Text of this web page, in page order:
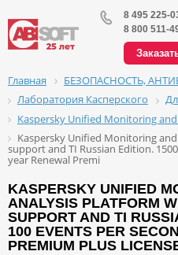
8 495 225-
8 800 511-
Главная
БЕЗОПАСНОСТЬ,
Лаборатория Касперского
Kaspersky Unified Monitoring
Kaspersky Unified Monitoring
support and TI Russian Edition.
year Renewal Premi
KASPERSKY UNIFIED
ANALYSIS PLATFORM
SUPPORT AND TI
100 EVENTS PER
PREMIUM PLUS